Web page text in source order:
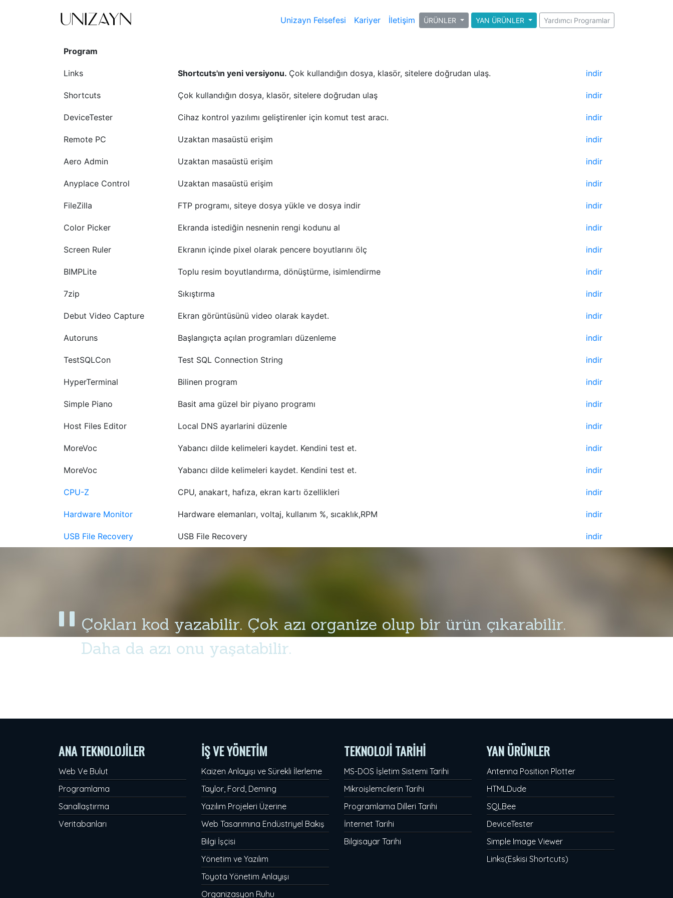
Unizayn Felsefesi Kariyer İletişim ÜRÜNLER YAN ÜRÜNLER Yardımcı Programlar
Program
Links Shortcuts'ın yeni versiyonu. Çok kullandığın dosya, klasör, sitelere doğrudan ulaş. indir
Shortcuts Çok kullandığın dosya, klasör, sitelere doğrudan ulaş indir
DeviceTester Cihaz kontrol yazılımı geliştirenler için komut test aracı. indir
Remote PC Uzaktan masaüstü erişim indir
Aero Admin Uzaktan masaüstü erişim indir
Anyplace Control Uzaktan masaüstü erişim indir
FileZilla FTP programı, siteye dosya yükle ve dosya indir indir
Color Picker Ekranda istediğin nesnenin rengi kodunu al indir
Screen Ruler Ekranın içinde pixel olarak pencere boyutlarını ölç indir
BIMPLite Toplu resim boyutlandırma, dönüştürme, isimlendirme indir
7zip Sıkıştırma indir
Debut Video Capture Ekran görüntüsünü video olarak kaydet. indir
Autoruns Başlangıçta açılan programları düzenleme indir
TestSQLCon Test SQL Connection String indir
HyperTerminal Bilinen program indir
Simple Piano Basit ama güzel bir piyano programı indir
Host Files Editor Local DNS ayarlarini düzenle indir
MoreVoc Yabancı dilde kelimeleri kaydet. Kendini test et. indir
MoreVoc Yabancı dilde kelimeleri kaydet. Kendini test et. indir
CPU-Z CPU, anakart, hafıza, ekran kartı özellikleri indir
Hardware Monitor Hardware elemanları, voltaj, kullanım %, sıcaklık,RPM indir
USB File Recovery USB File Recovery indir
Çokları kod yazabilir. Çok azı organize olup bir ürün çıkarabilir.
Daha da azı onu yaşatabilir.
ANA TEKNOLOJİLER
Web Ve Bulut
Programlama
Sanallaştırma
Veritabanları
İŞ VE YÖNETİM
Kaizen Anlayışı ve Sürekli İlerleme
Taylor, Ford, Deming
Yazılım Projeleri Üzerine
Web Tasarımına Endüstriyel Bakış
Bilgi İşçisi
Yönetim ve Yazılım
Toyota Yönetim Anlayışı
Organizasyon Ruhu
TEKNOLOJİ TARİHİ
MS-DOS İşletim Sistemi Tarihi
Mikroişlemcilerin Tarihi
Programlama Dilleri Tarihi
İnternet Tarihi
Bilgisayar Tarihi
YAN ÜRÜNLER
Antenna Position Plotter
HTMLDude
SQLBee
DeviceTester
Simple Image Viewer
Links(Eskisi Shortcuts)